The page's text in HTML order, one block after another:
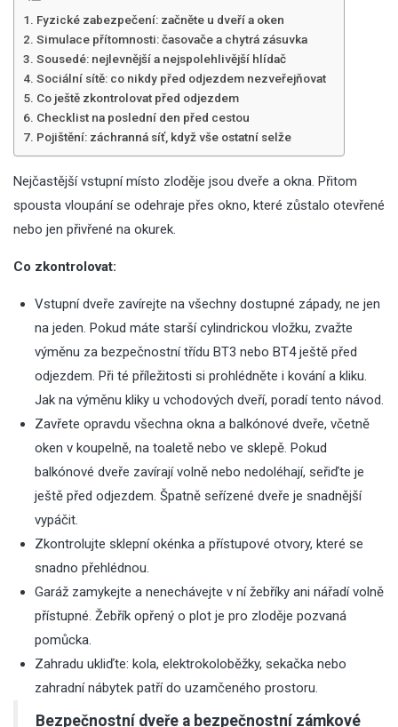
Fyzické zabezpečení: začněte u dveří a oken
Simulace přítomnosti: časovače a chytrá zásuvka
Sousedé: nejlevnější a nejspolehlivější hlídač
Sociální sítě: co nikdy před odjezdem nezveřejňovat
Co ještě zkontrolovat před odjezdem
Checklist na poslední den před cestou
Pojištění: záchranná síť, když vše ostatní selže
Nejčastější vstupní místo zloděje jsou dveře a okna. Přitom
spousta vloupání se odehraje přes okno, které zůstalo otevřené
nebo jen přivřené na okurek.
Co zkontrolovat:
Vstupní dveře zavírejte na všechny dostupné západy, ne jen
na jeden. Pokud máte starší cylindrickou vložku, zvažte
výměnu za bezpečnostní třídu BT3 nebo BT4 ještě před
odjezdem. Při té příležitosti si prohlédněte i kování a kliku.
Jak na výměnu kliky u vchodových dveří, poradítento návod.
Zavřete opravdu všechna okna a balkónové dveře, včetně
oken v koupelně, na toaletě nebo ve sklepě. Pokud
balkónové dveře zavírají volně nebo nedoléhají, seřiďte je
ještě před odjezdem. Špatně seřízené dveře je snadnější
vypáčit.
Zkontrolujte sklepní okénka a přístupové otvory, které se
snadno přehlédnou.
Garáž zamykejte a nenechávejte v ní žebříky ani nářadí volně
přístupné. Žebřík opřený o plot je pro zloděje pozvaná
pomůcka.
Zahradu ukliďte: kola, elektrokoloběžky, sekačka nebo
zahradní nábytek patří do uzamčeného prostoru.
Bezpečnostní dveře a bezpečnostní zámkové